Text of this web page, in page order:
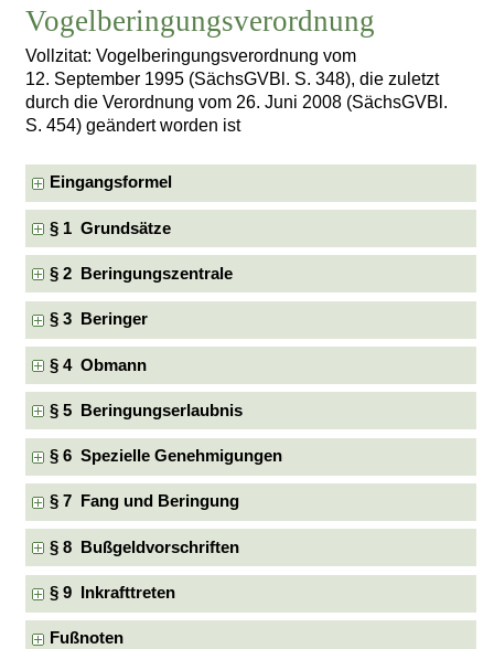
Vogelberingungsverordnung
Vollzitat: Vogelberingungsverordnung vom
12. September 1995 (SächsGVBl. S. 348), die zuletzt
durch die Verordnung vom 26. Juni 2008 (SächsGVBl.
S. 454) geändert worden ist
Eingangsformel
§ 1 Grundsätze
§ 2 Beringungszentrale
§ 3 Beringer
§ 4 Obmann
§ 5 Beringungserlaubnis
§ 6 Spezielle Genehmigungen
§ 7 Fang und Beringung
§ 8 Bußgeldvorschriften
§ 9 Inkrafttreten
Fußnoten